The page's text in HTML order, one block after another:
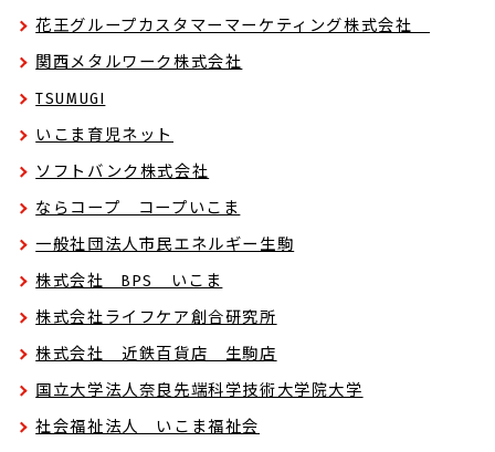
花王グループカスタマーマーケティング株式会社
関西メタルワーク株式会社
TSUMUGI
いこま育児ネット
ソフトバンク株式会社
ならコープ コープいこま
一般社団法人市民エネルギー生駒
株式会社 BPS いこま
株式会社ライフケア創合研究所
株式会社 近鉄百貨店 生駒店
国立大学法人奈良先端科学技術大学院大学
社会福祉法人 いこま福祉会